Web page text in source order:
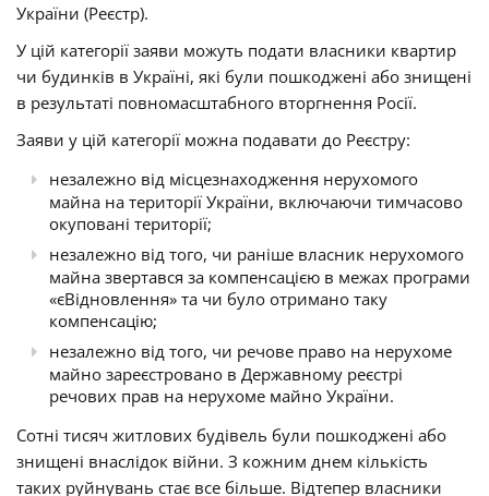
України (Реєстр).
У цій категорії заяви можуть подати власники квартир
чи будинків в Україні, які були пошкоджені або знищені
в результаті повномасштабного вторгнення Росії.
Заяви у цій категорії можна подавати до Реєстру:
незалежно від місцезнаходження нерухомого
майна на території України, включаючи тимчасово
окуповані території;
незалежно від того, чи раніше власник нерухомого
майна звертався за компенсацією в межах програми
«єВідновлення» та чи було отримано таку
компенсацію;
незалежно від того, чи речове право на нерухоме
майно зареєстровано в Державному реєстрі
речових прав на нерухоме майно України.
Сотні тисяч житлових будівель були пошкоджені або
знищені внаслідок війни. З кожним днем кількість
таких руйнувань стає все більше. Відтепер власники